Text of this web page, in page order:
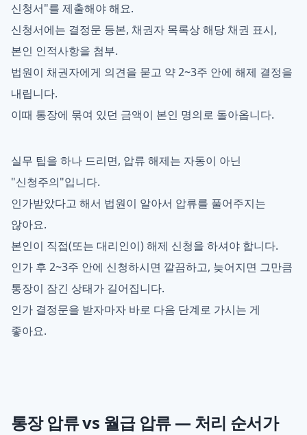
신청서"를 제출해야 해요.
신청서에는 결정문 등본, 채권자 목록상 해당 채권 표시,
본인 인적사항을 첨부.
법원이 채권자에게 의견을 묻고 약 2~3주 안에 해제 결정을
내립니다.
이때 통장에 묶여 있던 금액이 본인 명의로 돌아옵니다.
실무 팁을 하나 드리면, 압류 해제는 자동이 아닌
"신청주의"입니다.
인가받았다고 해서 법원이 알아서 압류를 풀어주지는
않아요.
본인이 직접(또는 대리인이) 해제 신청을 하셔야 합니다.
인가 후 2~3주 안에 신청하시면 깔끔하고, 늦어지면 그만큼
통장이 잠긴 상태가 길어집니다.
인가 결정문을 받자마자 바로 다음 단계로 가시는 게
좋아요.
통장 압류 vs 월급 압류 — 처리 순서가